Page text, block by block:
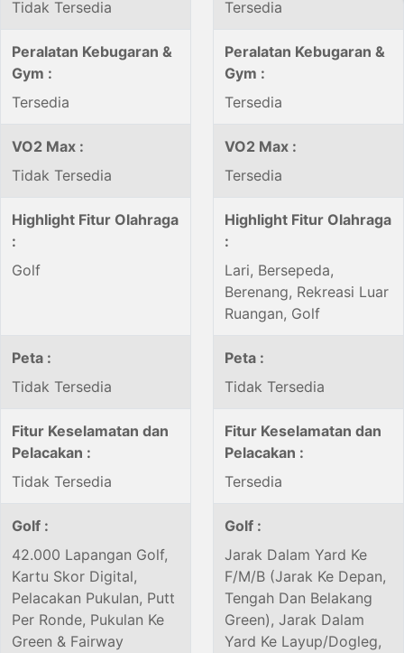
Tidak Tersedia
Tersedia
Peralatan Kebugaran &
Gym :
Tersedia
Peralatan Kebugaran &
Gym :
Tersedia
VO2 Max :
Tidak Tersedia
VO2 Max :
Tersedia
Highlight Fitur Olahraga
:
Golf
Highlight Fitur Olahraga
:
Lari, Bersepeda,
Berenang, Rekreasi Luar
Ruangan, Golf
Peta :
Tidak Tersedia
Peta :
Tidak Tersedia
Fitur Keselamatan dan
Pelacakan :
Tidak Tersedia
Fitur Keselamatan dan
Pelacakan :
Tersedia
Golf :
42.000 Lapangan Golf,
Kartu Skor Digital,
Pelacakan Pukulan, Putt
Per Ronde, Pukulan Ke
Green & Fairway
Golf :
Jarak Dalam Yard Ke
F/M/B (Jarak Ke Depan,
Tengah Dan Belakang
Green), Jarak Dalam
Yard Ke Layup/Dogleg,